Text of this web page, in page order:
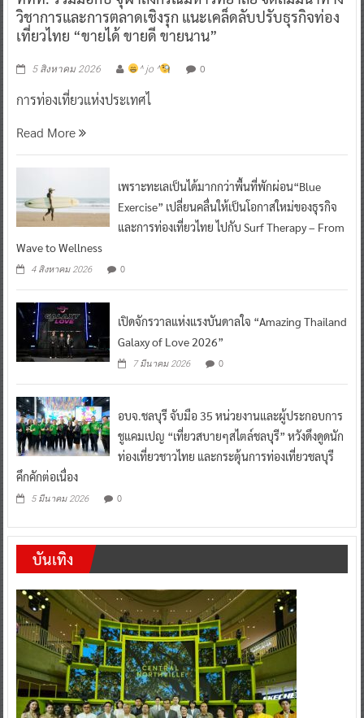
วิชาการและการตลาดเชิงรุก แนะเคล็ดลับปรับธุรกิจท่อง
เที่ยวไทย “ขายได้ ขายดี ขายนาน”
5 สิงหาคม 2026 ^ jo ^ 0
การท่องเที่ยวแห่งประเทศไ
Read More
เพราะทะเลเป็นได้มากกว่าพื้นที่พักผ่อน“Blue
Exercise” เปลี่ยนคลื่นให้เป็นโอกาสใหม่ของธุรกิจ
และการท่องเที่ยวไทย ไปกับ Surf Therapy – From
Wave to Wellness
4 สิงหาคม 2026 0
เปิดจักรวาลแห่งแรงบันดาลใจ “Amazing Thailand
Galaxy of Love 2026”
7 มีนาคม 2026 0
อบจ.ชลบุรี จับมือ 35 หน่วยงานและผู้ประกอบการ
ชูแคมเปญ “เที่ยวสบายๆสไตล์ชลบุรี” หวังดึงดูดนัก
ท่องเที่ยวชาวไทย และกระตุ้นการท่องเที่ยวชลบุรี
คึกคักต่อเนื่อง
5 มีนาคม 2026 0
บันเทิง